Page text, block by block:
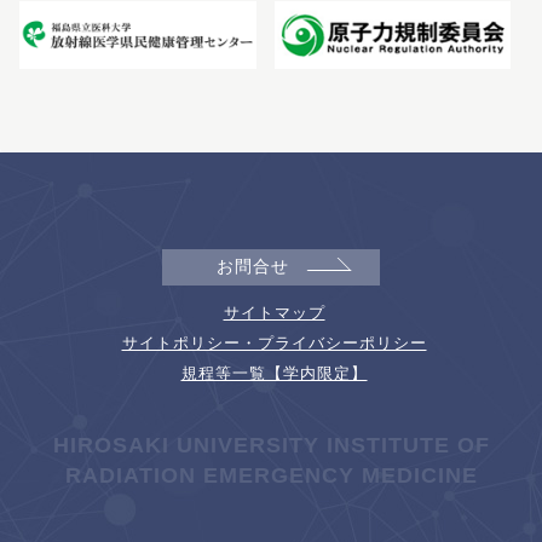
お問合せ
サイトマップ
サイトポリシー・プライバシーポリシー
規程等一覧【学内限定】
HIROSAKI UNIVERSITY INSTITUTE OF
RADIATION EMERGENCY MEDICINE